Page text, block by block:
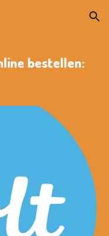
Skip to navigation
bestellen: